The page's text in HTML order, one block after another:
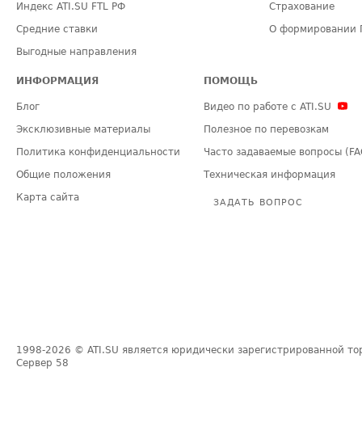
Индекс ATI.SU FTL РФ
Средние ставки
Выгодные направления
Страхование
О формировании
ИНФОРМАЦИЯ
Блог
Эксклюзивные материалы
Политика конфиденциальности
Общие положения
Карта сайта
ПОМОЩЬ
Видео по работе с ATI.SU
Полезное по перевозкам
Часто задаваемые вопросы
Техническая информация
ЗАДАТЬ ВОПРОС
1998-2026 © ATI.SU является юридически зарегистрированной
Сервер 58